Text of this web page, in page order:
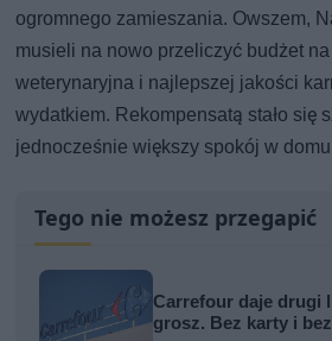
ogromnego zamieszania. Owszem,
musieli na nowo przeliczyć budżet
weterynaryjna i najlepszej jakości
wydatkiem. Rekompensatą stało się
jednocześnie większy spokój w
Tego nie możesz przegapić
Carrefour daje drugi
grosz. Bez karty i